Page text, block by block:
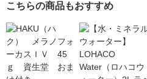
こちらの商品もおすすめ